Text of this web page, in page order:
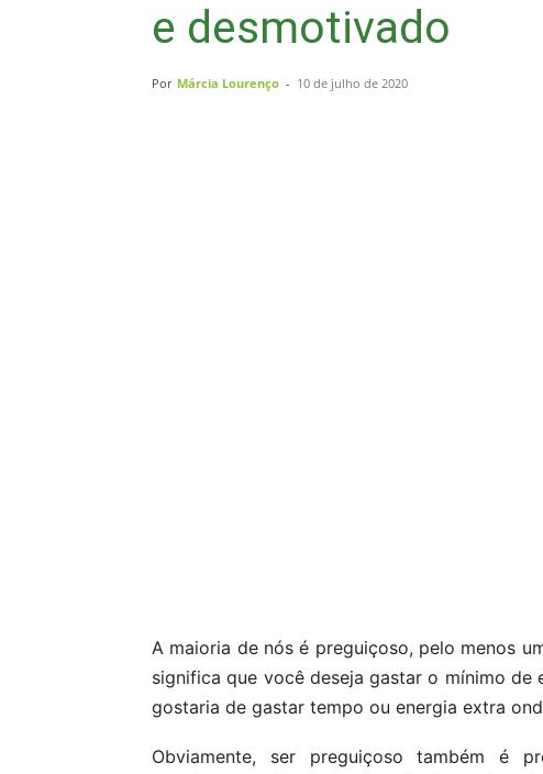
e desmotivado
Por Márcia Lourenço - 10 de julho de 2020
A maioria de nós é preguiçoso, pelo menos
significa que você deseja gastar o mínimo de
gostaria de gastar tempo ou energia extra
Obviamente, ser preguiçoso também é